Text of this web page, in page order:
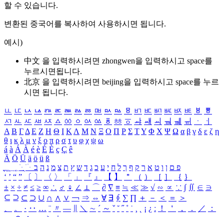
할 수 있습니다.
변환된 중국어를 복사하여 사용하시면 됩니다.
예시)
中文 을 입력하시려면 zhongwen을 입력하시고 space를
누르시면됩니다.
北京 을 입력하시려면 beijing을 입력하시고 space를 누르
시면 됩니다.
ㅥ ㅦ ㅧ ㅨ ㅩ ㅪ ㅫ ㅬ ㅭ ㅮ ㅯ ㅰ ㅱ ㅲ ㅳ ㅴ ㅵ ㅶ ㅷ ㅸ
ㅹ
ㅺ ㅻ ㅼ ㅽ ㅾ ㅿ ㆀ ㆁ ㆂ ㆃ ㆄ ㆅ ㆆ ㆇ ㆈ ㆉ ㆊ ㆋ ㆌ ㆍ
ㆎ
Α Β ΓΔ Ε Ζ Η Θ Ι ΚΛ Μ Ν Ξ Ο Π Ρ Σ ΤΥ Φ Χ Ψ Ω α β γ δ ε ζ η
θ ι κ λ μ ν ξ ο π ρ σ τ υ φ χ ψ ω
á à Á À é è É È ç Ç ê
Ä Ö Ü ä ö ü ß
ִֶֹ ֻּ ׁׂ פ ם ן ו ט א ר ק ף ך ל ח י ע כ ג ד ש ץ ת צ מ נ ה ב
‘ ’ “ ” 〔 〕 〈 〉 「 」 『 』 【 】 ＂ （ ） ［ ］ ｛ ｝
± × ÷ ≠ ≤ ≥ ∞ ∴ ♂ ♀ ∠ ⊥ ⌒ ∂ ∇ ≡ ≒ ≪ ≫ √ ∽ ∝ ∵ ∫ ∬ ∈ ∋
⊆ ⊇ ⊂ ⊃ ∪ ∩ ∧ ∨ ￢ ⇒ ⇔ ∀ ∃ ∮ ∑ ∏ ＋ － ＜ ＝
＞
、
。 · ‥ … ¨ 〃 ― ＼ ∼ ´ ～ ˇ ˘ ˝ ˚ ˙ ¸ ¡ ¿ ː ！ ＇ ， ． ／
：